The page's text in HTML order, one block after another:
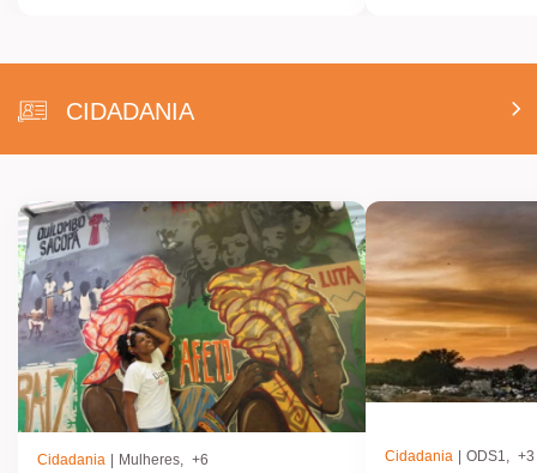
CIDADANIA
Cidadania Mulheres +6 Cidadania ODS1 +3